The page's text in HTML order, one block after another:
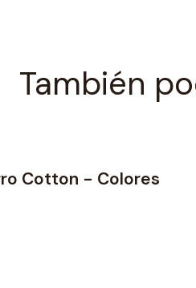
También
Cotton - Colores